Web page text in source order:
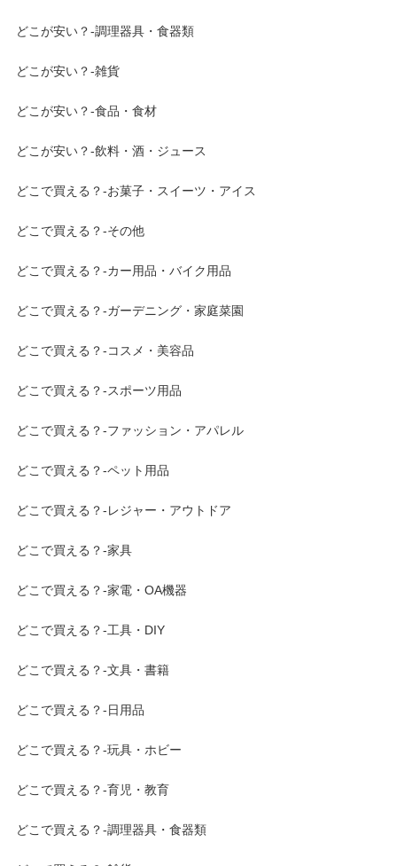
どこが安い？-調理器具・食器類
どこが安い？-雑貨
どこが安い？-食品・食材
どこが安い？-飲料・酒・ジュース
どこで買える？-お菓子・スイーツ・アイス
どこで買える？-その他
どこで買える？-カー用品・バイク用品
どこで買える？-ガーデニング・家庭菜園
どこで買える？-コスメ・美容品
どこで買える？-スポーツ用品
どこで買える？-ファッション・アパレル
どこで買える？-ペット用品
どこで買える？-レジャー・アウトドア
どこで買える？-家具
どこで買える？-家電・OA機器
どこで買える？-工具・DIY
どこで買える？-文具・書籍
どこで買える？-日用品
どこで買える？-玩具・ホビー
どこで買える？-育児・教育
どこで買える？-調理器具・食器類